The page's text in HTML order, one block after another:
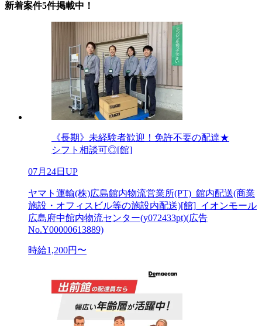
新着案件5件掲載中！
《長期》未経験者歓迎！免許不要の配達★
シフト相談可◎[館]
07月24日UP
ヤマト運輸(株)広島館内物流営業所(PT)_館内配送(商業
施設・オフィスビル等の施設内配送)[館]_イオンモール
広島府中館内物流センター(y072433pt)(広告
No.Y00000613889)
時給1,200円〜